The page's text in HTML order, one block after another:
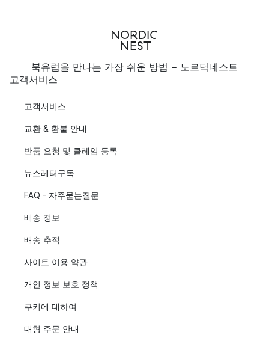
북유럽을 만나는 가장 쉬운 방법 - 노르딕네스트
고객서비스
고객서비스
교환 & 환불 안내
반품 요청 및 클레임 등록
뉴스레터구독
FAQ - 자주묻는질문
배송 정보
배송 추적
사이트 이용 약관
개인 정보 보호 정책
쿠키에 대하여
대형 주문 안내